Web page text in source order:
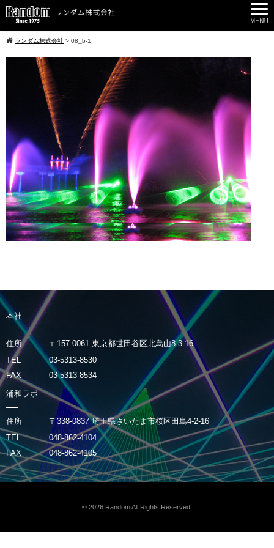
ランダム株式会社 > 08_b-1
本社
住所
〒157-0061 東京都世田谷区北烏山8-3-16
TEL
03-5313-8530
FAX
03-5313-8534
浦和ラボ
住所
〒338-0837 埼玉県さいたま市桜区田島4-2-16
TEL
048-862-4104
FAX
048-862-4105
© 2026 RandomAll Rights Reserved.